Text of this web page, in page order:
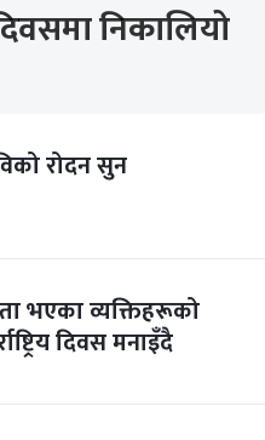
दिवसमा निकालियो
रोदन सुन
भएका व्यक्तिहरूको
दिवस मनाइँदै